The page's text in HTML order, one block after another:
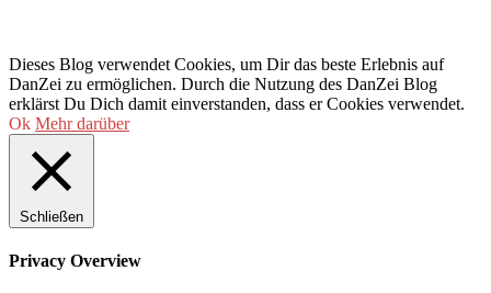
Dieses Blog verwendet Cookies, um Dir das beste Erlebnis auf
DanZei zu ermöglichen. Durch die Nutzung des DanZei Blog
erklärst Du Dich damit einverstanden, dass er Cookies verwendet.
Ok Mehr darüber
Schließen
Privacy Overview